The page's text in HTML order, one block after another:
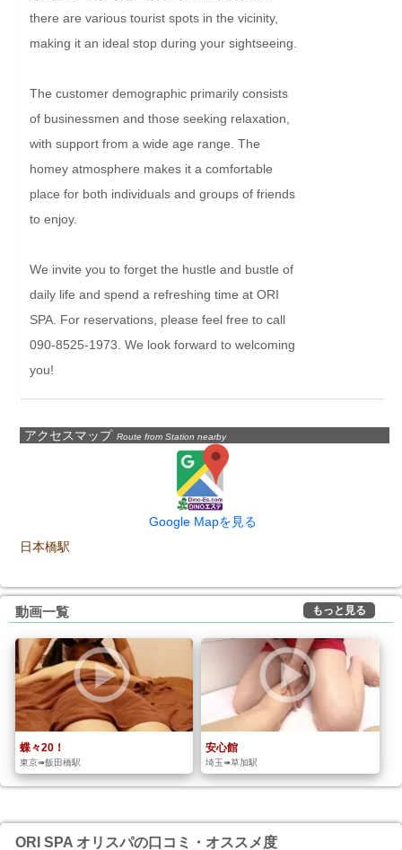
there are various tourist spots in the vicinity,
making it an ideal stop during your sightseeing.
The customer demographic primarily consists
of businessmen and those seeking relaxation,
with support from a wide age range. The
homey atmosphere makes it a comfortable
place for both individuals and groups of friends
to enjoy.
We invite you to forget the hustle and bustle of
daily life and spend a refreshing time at ORI
SPA. For reservations, please feel free to call
090-8525-1973. We look forward to welcoming
you!
アクセスマップ Route from Station nearby
Google Mapを見る
日本橋駅
動画一覧 もっと見る
蝶々20！
東京➠飯田橋駅
安心館
埼玉➠草加駅
ORI SPA オリスパの口コミ・オススメ度